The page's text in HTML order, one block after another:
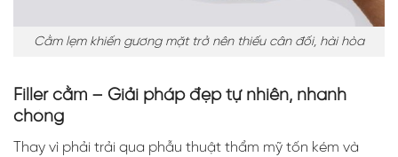
Cằm lẹm khiến gương mặt trở nên thiếu cân đối, hài hòa
Filler cằm – Giải pháp đẹp tự nhiên, nhanh
chóng
Thay vì phải trải qua phẫu thuật thẩm mỹ tốn kém và